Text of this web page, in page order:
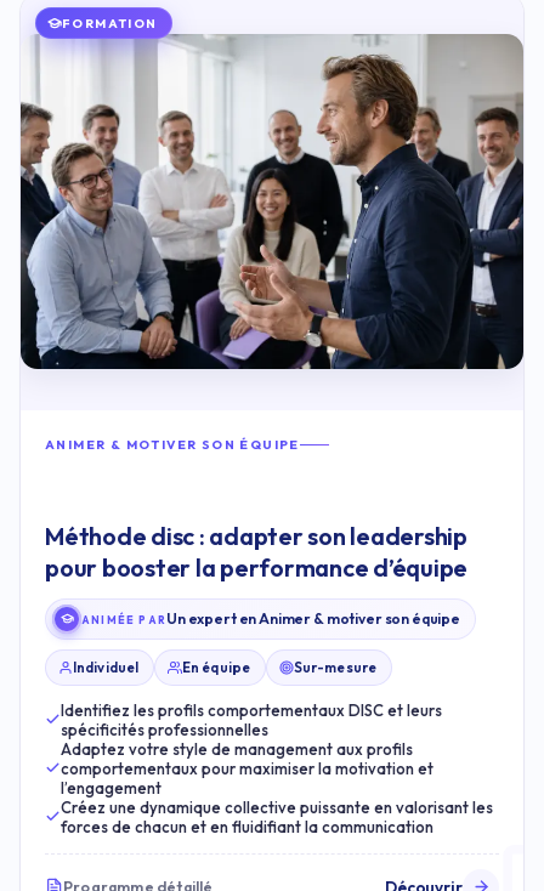
FORMATION
ANIMER & MOTIVER SON ÉQUIPE
Méthode disc : adapter son leadership
pour booster la performance d’équipe
ANIMÉE PAR Un expert en Animer & motiver son équipe
Individuel En équipe Sur-mesure
Identifiez les profils comportementaux DISC et leurs
spécificités professionnelles
Adaptez votre style de management aux profils
comportementaux pour maximiser la motivation et
l’engagement
Créez une dynamique collective puissante en valorisant les
forces de chacun et en fluidifiant la communication
Programme détaillé